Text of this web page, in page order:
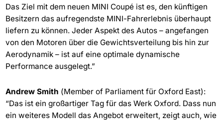
Das Ziel mit dem neuen MINI Coupé ist es, den künftigen
Besitzern das aufregendste MINI-Fahrerlebnis überhaupt
liefern zu können. Jeder Aspekt des Autos – angefangen
von den Motoren über die Gewichtsverteilung bis hin zur
Aerodynamik – ist auf eine optimale dynamische
Performance ausgelegt.”
Andrew Smith (Member of Parliament für Oxford East):
“Das ist ein großartiger Tag für das Werk Oxford. Dass nun
ein weiteres Modell das Angebot erweitert, zeigt auch, wie